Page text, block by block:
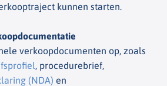
kunnen starten.
verkoopdocumenten op, zoals
, procedurebrief,
(NDA) en